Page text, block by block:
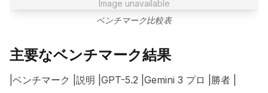
Image unavailable
ベンチマーク比較表
主要なベンチマーク結果
|ベンチマーク |説明 |GPT-5.2 |Gemini 3 プロ |勝者 |